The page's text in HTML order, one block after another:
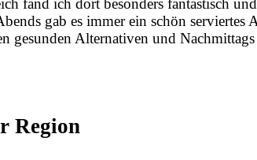
fand ich dort besonders fantastisch
gab es immer ein schön serviertes
gesunden Alternativen und
Region